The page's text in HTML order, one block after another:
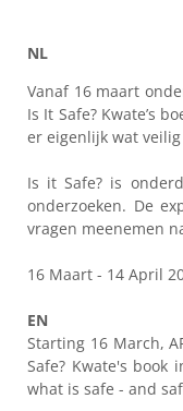
NL
Vanaf 16 maart
Is It Safe? Kwate’s
er eigenlijk wat
Is it Safe? is
onderzoeken. De
vragen meenemen
16 Maart - 14 April
EN
Starting 16 March,
Safe? Kwate's
what is safe - and